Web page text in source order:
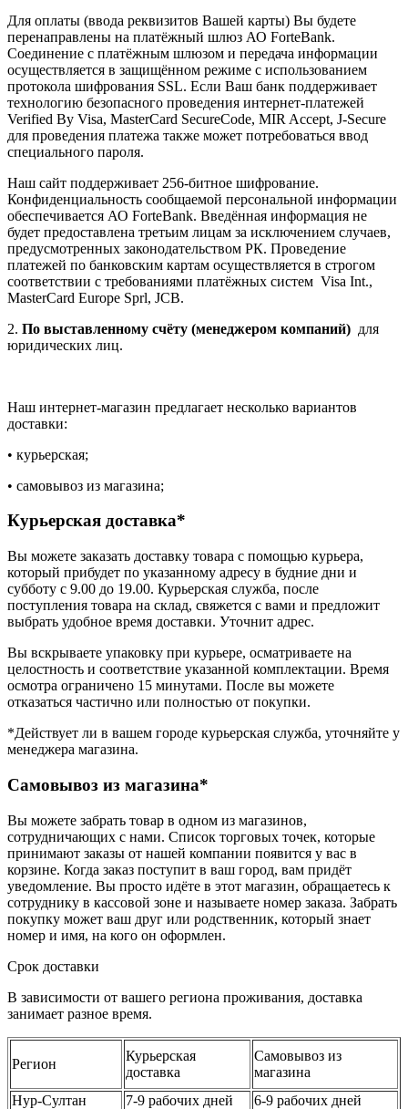
Для оплаты (ввода реквизитов Вашей карты) Вы будете
перенаправлены на платёжный шлюз АО ForteBank.
Соединение с платёжным шлюзом и передача информации
осуществляется в защищённом режиме с использованием
протокола шифрования SSL. Если Ваш банк поддерживает
технологию безопасного проведения интернет-платежей
Verified By Visa, MasterCard SecureCode, MIR Accept, J-Secure
для проведения платежа также может потребоваться ввод
специального пароля.
Наш сайт поддерживает 256-битное шифрование.
Конфиденциальность сообщаемой персональной информации
обеспечивается АО ForteBank. Введённая информация не
будет предоставлена третьим лицам за исключением случаев,
предусмотренных законодательством РК. Проведение
платежей по банковским картам осуществляется в строгом
соответствии с требованиями платёжных систем Visa Int.,
MasterCard Europe Sprl, JCB.
2. По выставленному счёту (менеджером компаний) для
юридических лиц.
Наш интернет-магазин предлагает несколько вариантов
доставки:
• курьерская;
• самовывоз из магазина;
Курьерская доставка*
Вы можете заказать доставку товара с помощью курьера,
который прибудет по указанному адресу в будние дни и
субботу с 9.00 до 19.00. Курьерская служба, после
поступления товара на склад, свяжется с вами и предложит
выбрать удобное время доставки. Уточнит адрес.
Вы вскрываете упаковку при курьере, осматриваете на
целостность и соответствие указанной комплектации. Время
осмотра ограничено 15 минутами. После вы можете
отказаться частично или полностью от покупки.
*Действует ли в вашем городе курьерская служба, уточняйте у
менеджера магазина.
Самовывоз из магазина*
Вы можете забрать товар в одном из магазинов,
сотрудничающих с нами. Список торговых точек, которые
принимают заказы от нашей компании появится у вас в
корзине. Когда заказ поступит в ваш город, вам придёт
уведомление. Вы просто идёте в этот магазин, обращаетесь к
сотруднику в кассовой зоне и называете номер заказа. Забрать
покупку может ваш друг или родственник, который знает
номер и имя, на кого он оформлен.
Срок доставки
В зависимости от вашего региона проживания, доставка
занимает разное время.
Регион
Курьерская
доставка
Самовывоз из
магазина
Нур-Султан
7-9 рабочих дней
6-9 рабочих дней